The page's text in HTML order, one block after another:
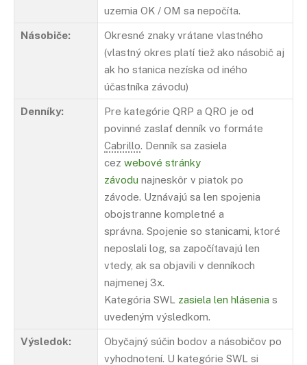
uzemia OK / OM sa nepočíta.
Násobiče:
Okresné znaky vrátane vlastného
(vlastný okres platí tiež ako násobič aj
ak ho stanica nezíska od iného
účastníka závodu)
Denníky:
Pre kategórie QRP a QRO je od
povinné zaslať denník vo formáte
Cabrillo. Denník sa zasiela
cez webové stránky
závodu najneskôr v piatok po
závode. Uznávajú sa len spojenia
obojstranne kompletné a
správna. Spojenie so stanicami, ktoré
neposlali log, sa započítavajú len
vtedy, ak sa objavili v denníkoch
najmenej 3x.
Kategória SWL zasiela len hlásenia s
uvedeným výsledkom.
Výsledok:
Obyčajný súčin bodov a násobičov po
vyhodnotení. U kategórie SWL si